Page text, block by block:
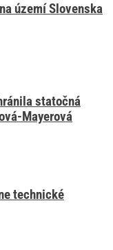
území Slovenska
statočná
Mayerová
technické